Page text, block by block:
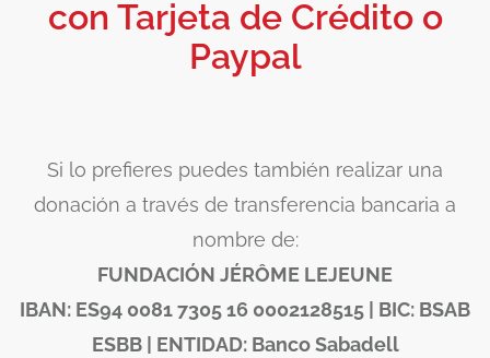
con Tarjeta de Crédito o
Paypal
Si lo prefieres puedes también realizar una
donación a través de transferencia bancaria a
nombre de:
FUNDACIÓN JÉRÔME LEJEUNE
IBAN: ES94 0081 7305 16 0002128515 | BIC: BSAB
ESBB | ENTIDAD: Banco Sabadell